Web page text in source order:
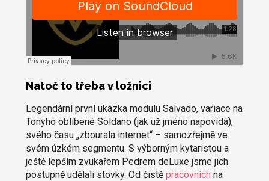
Natoč to třeba v ložnici
Legendární první ukázka modulu Salvado, variace na
Tonyho oblíbené Soldano (jak už jméno napovídá),
svého času „zbourala internet“ – samozřejmě ve
svém úzkém segmentu. S výborným kytaristou a
ještě lepším zvukařem Pedrem deLuxe jsme jich
postupně udělali stovky. Od čistě pracovních na